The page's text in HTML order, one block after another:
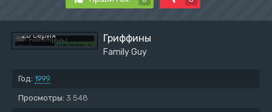
TVShows HD (720p)
20 серия
Гриффины
Family Guy
Год: 1999
Просмотры: 3 548